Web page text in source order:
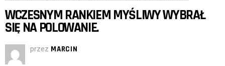
WCZESNYM RANKIEM MYŚLIWY WYBRAŁ
SIĘ NA POLOWANIE.
przez MARCIN